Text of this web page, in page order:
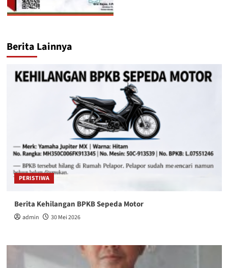
Berita Lainnya
PERISTIWA
Berita Kehilangan BPKB Sepeda Motor
admin 30 Mei 2026